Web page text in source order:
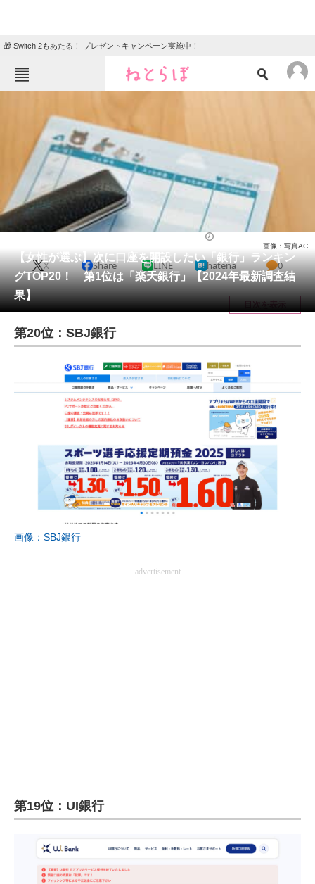
🎁 Switch 2もあたる！ プレゼントキャンペーン実施中！
エンタメ クイズ
グルメ 地域
住まい 教育・育児
動物 リサーチ
会員記事
メディア
注目記事を集めた総合ページ
ITの今と未来を見通す
スマホと通信の最新トレンド
進化するPCとデバイスの未来
ビジネスと働き方のヒント
AI活用のいまが分かる
企業ITのトレンドを詳説
電子設計の基本と応用
【女性が選ぶ】次に口座を開設したい「銀行」ランキン
グTOP20！ 第1位は「楽天銀行」【2024年最新調査結
果】
画像：写真AC
X Share LINE hatena 0
目次を表示
第20位：SBJ銀行
画像：SBJ銀行
advertisement
第19位：UI銀行